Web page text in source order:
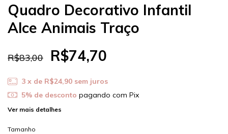
Quadro Decorativo Infantil
Alce Animais Traço
R$83,00 R$74,70
3 x de R$24,90 sem juros
5% de desconto pagando com Pix
Ver mais detalhes
Tamanho